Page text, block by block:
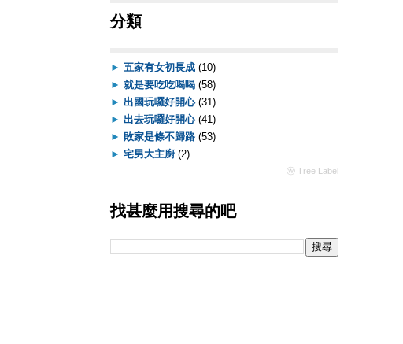
分類
► 五家有女初長成 (10)
► 就是要吃吃喝喝 (58)
► 出國玩囉好開心 (31)
► 出去玩囉好開心 (41)
► 敗家是條不歸路 (53)
► 宅男大主廚 (2)
ⓦ Tree Label
找甚麼用搜尋的吧